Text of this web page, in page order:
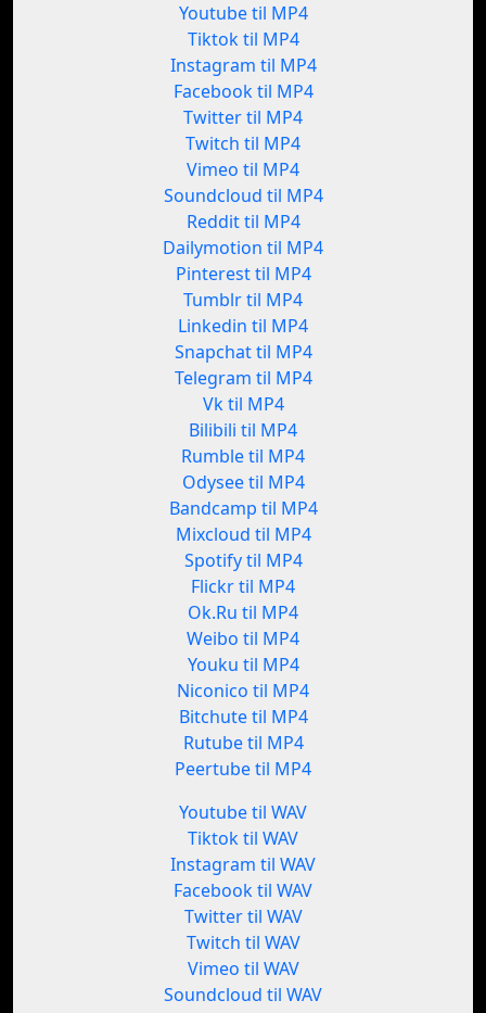
Youtube til MP4
Tiktok til MP4
Instagram til MP4
Facebook til MP4
Twitter til MP4
Twitch til MP4
Vimeo til MP4
Soundcloud til MP4
Reddit til MP4
Dailymotion til MP4
Pinterest til MP4
Tumblr til MP4
Linkedin til MP4
Snapchat til MP4
Telegram til MP4
Vk til MP4
Bilibili til MP4
Rumble til MP4
Odysee til MP4
Bandcamp til MP4
Mixcloud til MP4
Spotify til MP4
Flickr til MP4
Ok.Ru til MP4
Weibo til MP4
Youku til MP4
Niconico til MP4
Bitchute til MP4
Rutube til MP4
Peertube til MP4
Youtube til WAV
Tiktok til WAV
Instagram til WAV
Facebook til WAV
Twitter til WAV
Twitch til WAV
Vimeo til WAV
Soundcloud til WAV